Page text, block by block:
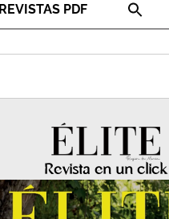
REVISTAS PDF
Revista en un click